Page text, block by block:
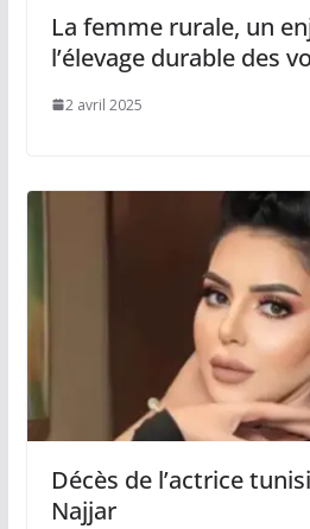
La femme rurale, un
l’élevage durable des
2 avril 2025
Décès de l’actrice
Najjar